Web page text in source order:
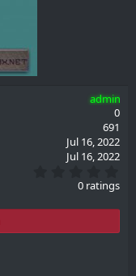
admin
0
691
Jul 16, 2022
Jul 16, 2022
.
0
t
0 ratings